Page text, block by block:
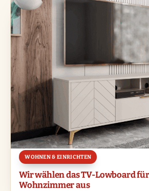
WOHNEN & EINRICHTEN
Wir wählen das TV-Lowboard
Wohnzimmer aus